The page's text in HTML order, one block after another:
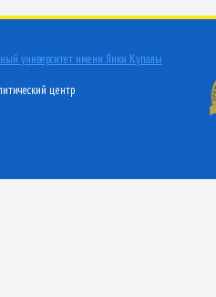
университет имени Янки Купалы
центр